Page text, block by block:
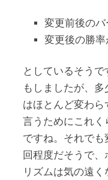
変更前後の
変更後の勝率
としているそう
もしましたが、
はほとんど変わら
言うためにこれく
ですね。それでも
回程度だそうで
リズムは気の遠